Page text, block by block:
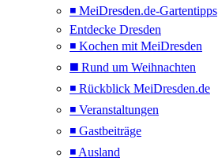
◾ MeiDresden.de-Gartentipps
Entdecke Dresden
◾ Kochen mit MeiDresden
◼️ Rund um Weihnachten
◾ Rückblick MeiDresden.de
◾ Veranstaltungen
◾ Gastbeiträge
◾ Ausland